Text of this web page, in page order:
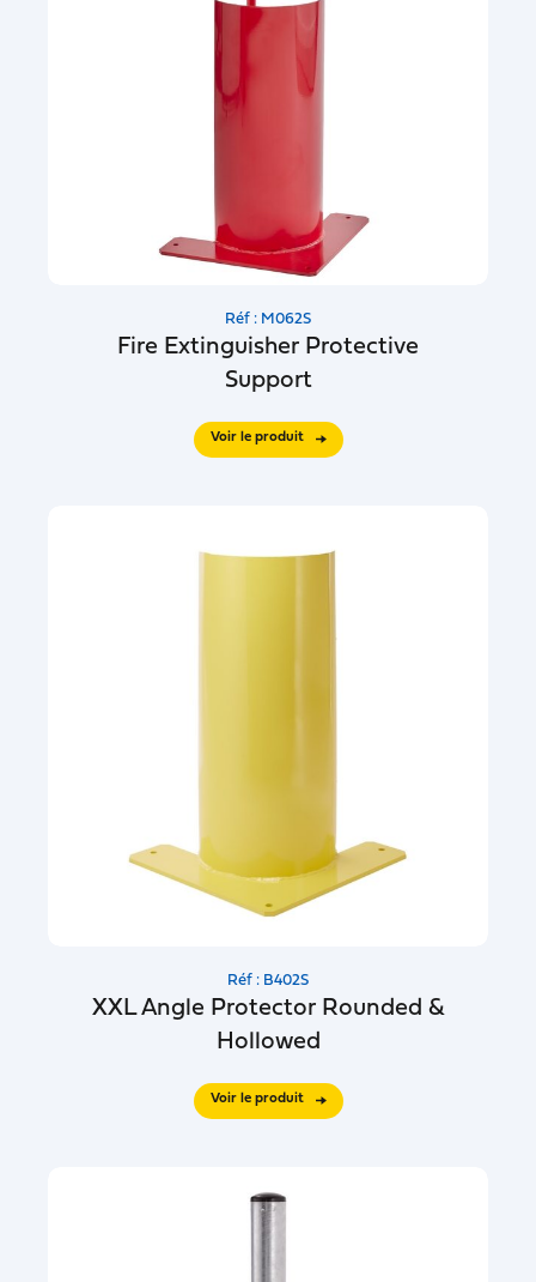
Réf : M062S
Fire Extinguisher Protective
Support
Voir le produit
Réf : B402S
XXL Angle Protector Rounded &
Hollowed
Voir le produit